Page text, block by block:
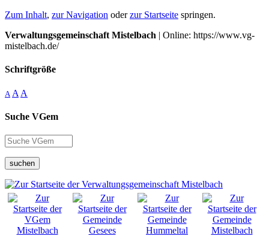
Zum Inhalt, zur Navigation oderzur Startseite springen.
Verwaltungsgemeinschaft Mistelbach | Online: https://www.vg-
mistelbach.de/
Schriftgröße
A A A
Suche VGem
suchen